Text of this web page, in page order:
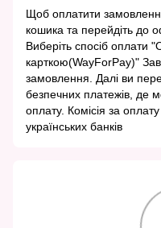
Щоб оплатити
кошика та перейдіть до
Виберіть спосіб оплати
карткою(WayForPay)"
замовлення. Далі ви
безпечних платежів, де
оплату. Комісія за
українських банків